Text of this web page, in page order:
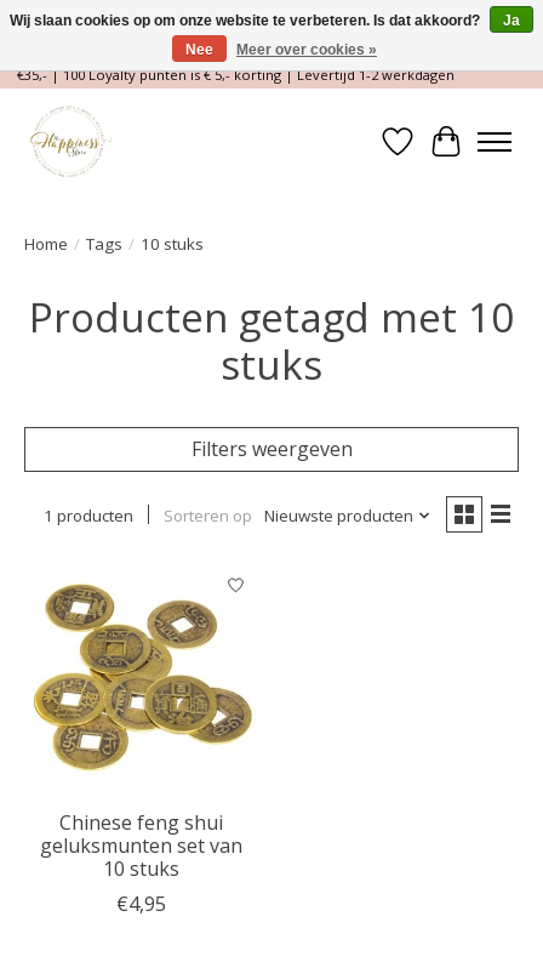
Magische Conceptstore, Edelstenen & Spirituele winkel | Gratis verzending >
€35,- | 100 Loyalty punten is € 5,- korting | Levertijd 1-2 werkdagen
Verlanglijst
Home / Tags / 10 stuks
Producten getagd met 10
stuks
Filters weergeven
1 producten Sorteren op Nieuwste producten
Chinese feng shui
geluksmunten set van
10 stuks
€4,95
Wij slaan cookies op om onze website te verbeteren. Is dat akkoord?
Ja
Nee
Meer over cookies »